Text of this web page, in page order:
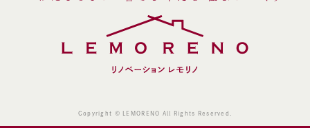
Copyright © LEMORENO All Rights Reserved.